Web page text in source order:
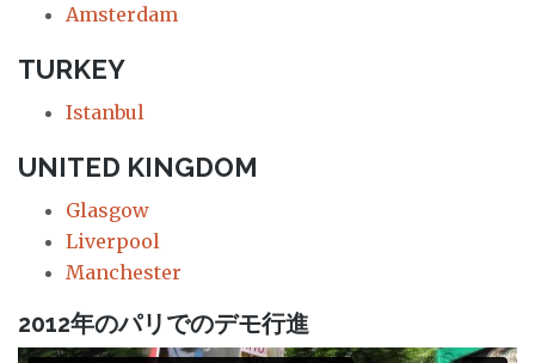
Amsterdam
TURKEY
Istanbul
UNITED KINGDOM
Glasgow
Liverpool
Manchester
2012年のパリでのデモ行進